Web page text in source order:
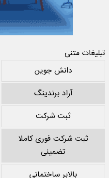
تبلیغات متنی
دانش جوین
آراد برندینگ
ثبت شرکت
ثبت شرکت فوری کاملا
تضمینی
بالابر ساختمانی